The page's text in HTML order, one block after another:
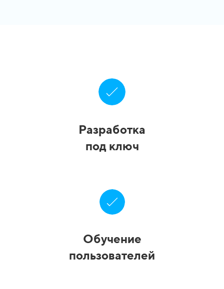
Разработка
под ключ
Обучение
пользователей